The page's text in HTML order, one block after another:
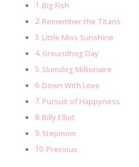
Big Fish
Remember the Titans
Little Miss Sunshine
Groundhog Day
Slumdog Millionaire
Down With Love
Pursuit of Happyness
Billy Elliot
Stepmom
Precious